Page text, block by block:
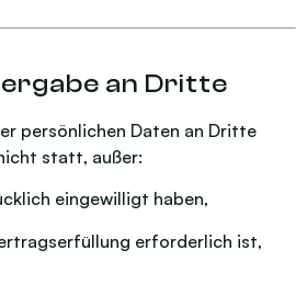
an Dritte
persönlichen Daten an Dritte
statt, außer:
eingewilligt haben,
erforderlich ist,